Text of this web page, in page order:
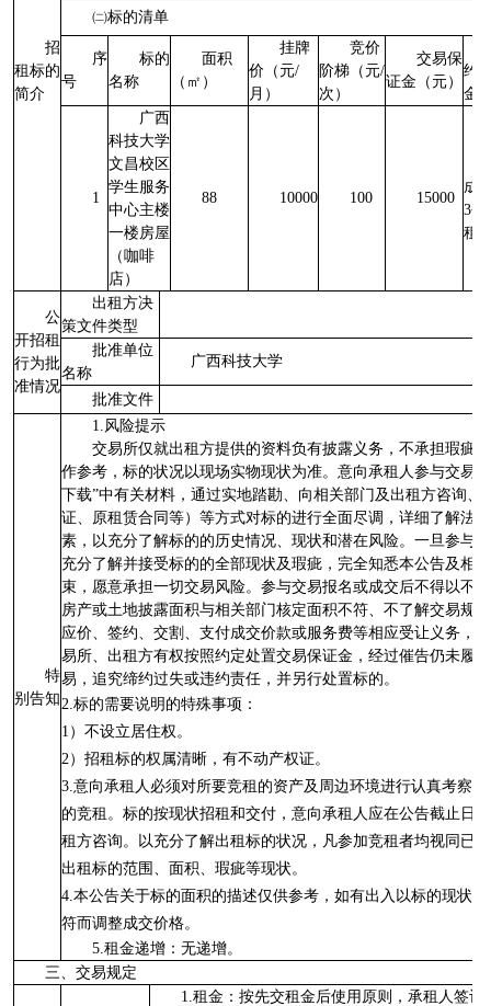
招
租标的
简介
㈡标的清单
序
号
标的
名称
面积
（㎡）
挂牌
价（元/
月）
竞价
阶梯（元/
次）
交易保
证金（元）
约
金
1
广西
科技大学
文昌校区
学生服务
中心主楼
一楼房屋
（咖啡
店）
88 10000 100 15000
成
3个
租
公
开招租
行为批
准情况
出租方决
策文件类型
批准单位
名称
广西科技大学
批准文件
特
别告知
1.风险提示
交易所仅就出租方提供的资料负有披露义务，不承担瑕疵
作参考，标的状况以现场实物现状为准。意向承租人参与交易
下载”中有关材料，通过实地踏勘、向相关部门及出租方咨询、
证、原租赁合同等）等方式对标的进行全面尽调，详细了解法
素，以充分了解标的的历史情况、现状和潜在风险。一旦参与
充分了解并接受标的的全部现状及瑕疵，完全知悉本公告及相
束，愿意承担一切交易风险。参与交易报名或成交后不得以不
房产或土地披露面积与相关部门核定面积不符、不了解交易规
应价、签约、交割、支付成交价款或服务费等相应受让义务，
易所、出租方有权按照约定处置交易保证金，经过催告仍未履
易，追究缔约过失或违约责任，并另行处置标的。
2.标的需要说明的特殊事项：
1）不设立居住权。
2）招租标的权属清晰，有不动产权证。
3.意向承租人必须对所要竞租的资产及周边环境进行认真考察
的竞租。标的按现状招租和交付，意向承租人应在公告截止日
租方咨询。以充分了解出租标的状况，凡参加竞租者均视同已
出租标的范围、面积、瑕疵等现状。
4.本公告关于标的面积的描述仅供参考，如有出入以标的现状
符而调整成交价格。
5.租金递增：无递增。
三、交易规定
1.租金：按先交租金后使用原则，承租人签